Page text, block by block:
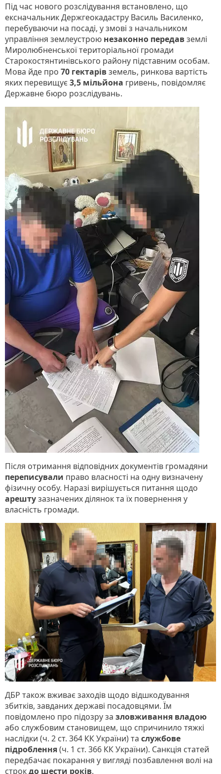
Під час нового розслідування встановлено, що
ексначальник Держгеокадастру Василь Василенко,
перебуваючи на посаді, у змові з начальником
управління землеустрою незаконно передавземлі
Миролюбненської територіальної громади
Старокостянтинівського району підставним особам.
Мова йде про 70 гектарівземель, ринкова вартість
яких перевищує3,5 мільйона гривень, повідомляє
Державне бюро розслідувань.
Після отримання відповідних документів громадяни
переписували право власності на одну визначену
фізичну особу. Наразі вирішується питання щодо
арештузазначених ділянок та їх повернення у
власність громади.
ДБР також вживає заходів щодо відшкодування
збитків, завданих державі посадовцями. Їм
повідомлено про підозру за зловживання владою
або службовим становищем, що спричинило тяжкі
наслідки (ч. 2 ст. 364 КК України) та службове
підроблення(ч. 1 ст. 366 КК України). Санкція статей
передбачає покарання у вигляді позбавлення волі на
строкдо шести років.